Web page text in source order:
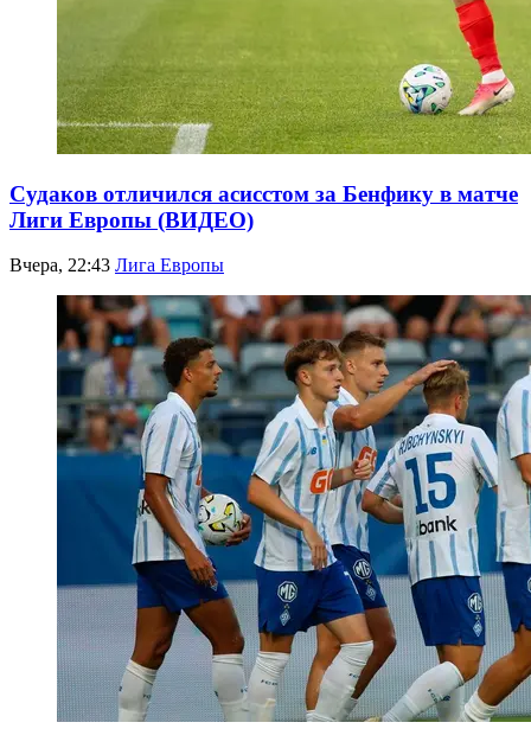
Судаков отличился асисстом за Бенфику в матче
Лиги Европы (ВИДЕО)
Вчера, 22:43 Лига Европы